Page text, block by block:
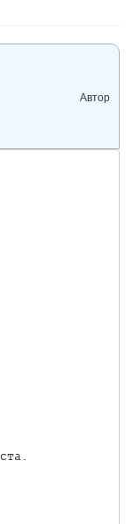
Автор